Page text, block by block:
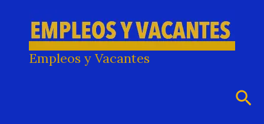
contenido
Empleos y Vacantes